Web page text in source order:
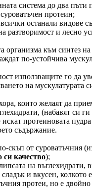
система до два пъти
протеин;
останали видове
разтворимост и лесно
организма към синтез
по-устойчива
използващите го да
на мускулатурата
които желаят да
(набавят си ги
протеиновата
съдържание.
скъп от суроватъчния
си качество);
на въглехидрати,
сладък и вкусен, колкото
протеи, но е